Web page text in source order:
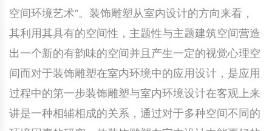
空间环境艺术”。装饰雕塑从室内设计的方向来看，
其利用其具有的空间性，主题性与主题建筑空间营造
出一个新的有韵味的空间并且产生一定的视觉心理空
间而对于装饰雕塑在室内环境中的应用设计，是应用
过程中的第一步装饰雕塑与室内环境设计在客观上来
讲是一种相辅相成的关系，通过对于多种空间不同的